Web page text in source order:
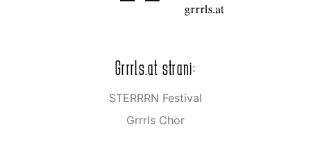
Grrrls.at strani:
STERRRN Festival
Grrrls Chor